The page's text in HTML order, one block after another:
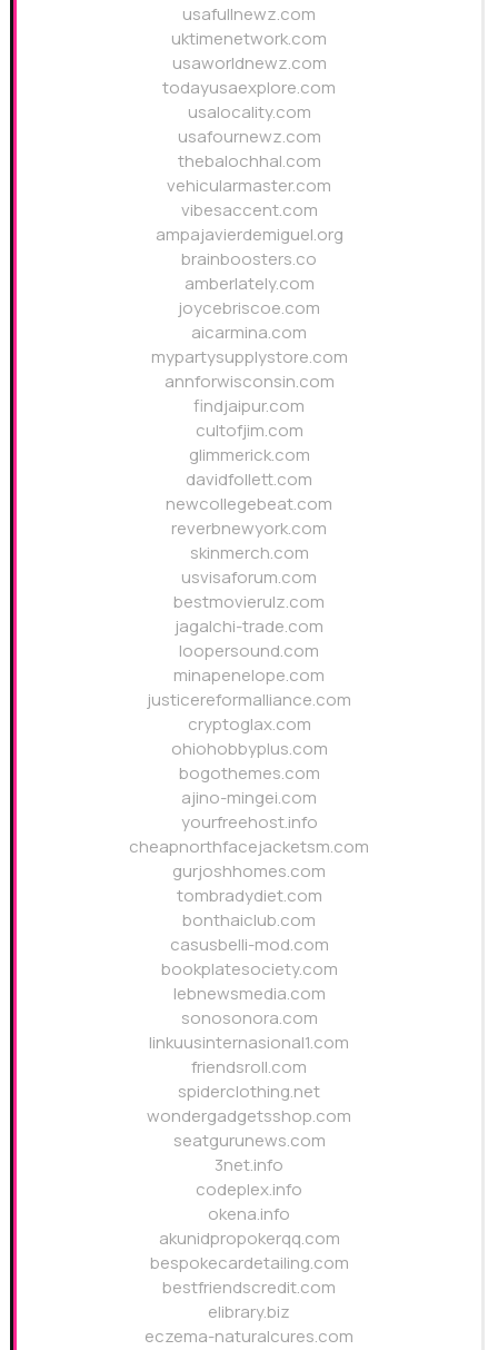
usafullnewz.com
uktimenetwork.com
usaworldnewz.com
todayusaexplore.com
usalocality.com
usafournewz.com
thebalochhal.com
vehicularmaster.com
vibesaccent.com
ampajavierdemiguel.org
brainboosters.co
amberlately.com
joycebriscoe.com
aicarmina.com
mypartysupplystore.com
annforwisconsin.com
findjaipur.com
cultofjim.com
glimmerick.com
davidfollett.com
newcollegebeat.com
reverbnewyork.com
skinmerch.com
usvisaforum.com
bestmovierulz.com
jagalchi-trade.com
loopersound.com
minapenelope.com
justicereformalliance.com
cryptoglax.com
ohiohobbyplus.com
bogothemes.com
ajino-mingei.com
yourfreehost.info
cheapnorthfacejacketsm.com
gurjoshhomes.com
tombradydiet.com
bonthaiclub.com
casusbelli-mod.com
bookplatesociety.com
lebnewsmedia.com
sonosonora.com
linkuusinternasional1.com
friendsroll.com
spiderclothing.net
wondergadgetsshop.com
seatgurunews.com
3net.info
codeplex.info
okena.info
akunidpropokerqq.com
bespokecardetailing.com
bestfriendscredit.com
elibrary.biz
eczema-naturalcures.com